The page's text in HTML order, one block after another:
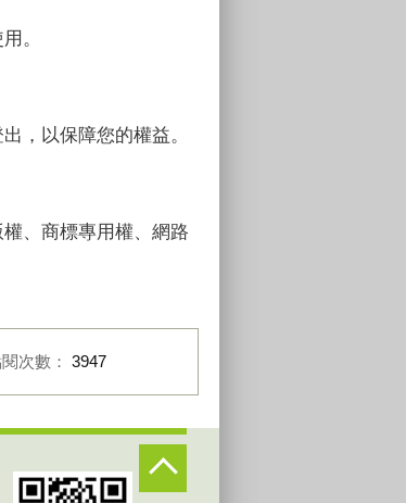
。
，以保障您的權益。
、商標專用權、網路
次數： 3947